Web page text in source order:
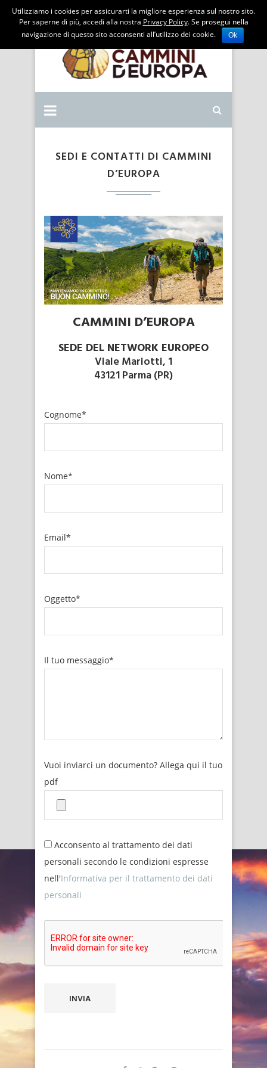
SEDI E CONTATTI DI CAMMINI
D’EUROPA
CAMMINI D’EUROPA
SEDE DEL NETWORK EUROPEO
Viale Mariotti, 1
43121 Parma (PR)
Cognome*
Nome*
Email*
Oggetto*
Il tuo messaggio*
Vuoi inviarci un documento? Allega qui il tuo
pdf
Acconsento al trattamento dei dati
personali secondo le condizioni espresse
nell'Informativa per il trattamento dei dati
personali
Utilizziamo i cookies per assicurarti la migliore esperienza sul nostro sito.
Per saperne di più, accedi alla nostra Privacy Policy. Se prosegui nella
navigazione di questo sito acconsenti all’utilizzo dei cookie.
Ok